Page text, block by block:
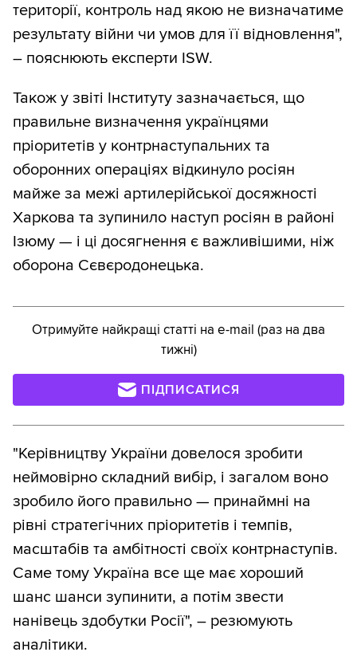
території, контроль над якою не визначатиме
результату війни чи умов для її відновлення",
– пояснюють експерти ISW.
Також у звіті Інституту зазначається, що
правильне визначення українцями
пріоритетів у контрнаступальних та
оборонних операціях відкинуло росіян
майже за межі артилерійської досяжності
Харкова та зупинило наступ росіян в районі
Ізюму — і ці досягнення є важливішими, ніж
оборона Сєвєродонецька.
Отримуйте найкращі статті на e-mail (раз на два
тижні)
ПІДПИСАТИСЯ
"Керівництву України довелося зробити
неймовірно складний вибір, і загалом воно
зробило його правильно — принаймні на
рівні стратегічних пріоритетів і темпів,
масштабів та амбітності своїх контрнаступів.
Саме тому Україна все ще має хороший
шанс шанси зупинити, а потім звести
нанівець здобутки Росії", – резюмують
аналітики.